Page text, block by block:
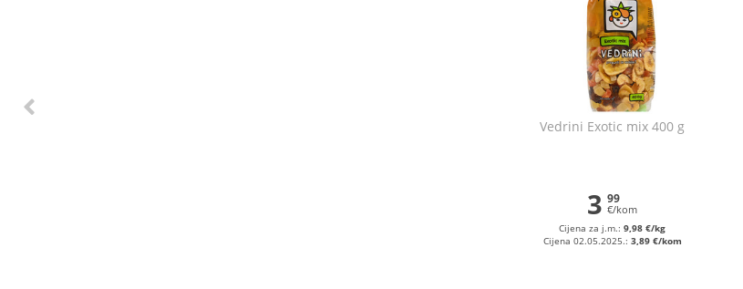
Vedrini Exotic mix 400 g
3 99
€/kom
Cijena za j.m.:9,98 €/kg
Cijena 02.05.2025.: 3,89 €/kom